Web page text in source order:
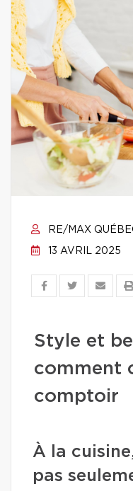
RE/MAX
13 AVRIL 2025
Style et
comment
comptoir
À la
pas